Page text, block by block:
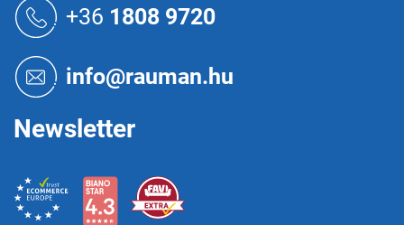
+36 1808 9720
info@rauman.hu
Newsletter